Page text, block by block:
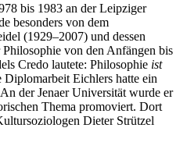
bis 1983 an der Leipziger
besonders von dem
(1929–2007) und dessen
von den Anfängen bis
Credo lautete: Philosophie ist
Eichlers hatte ein
der Jenaer Universität wurde er
Thema promoviert. Dort
Dieter Strützel